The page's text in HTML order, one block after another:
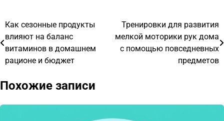
Навигация
по
записям
Как сезонные продукты
влияют на баланс
витаминов в домашнем
рационе и бюджет
Тренировки для развития
мелкой моторики рук дома
с помощью повседневных
предметов
Похожие записи